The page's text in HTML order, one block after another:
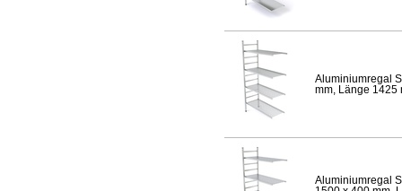
Aluminiumregal
mm, Länge 1425
Aluminiumregal